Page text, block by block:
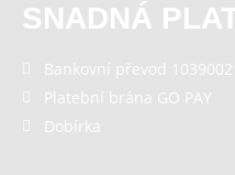
SNADNÁ
Bankovní převod
Platební brána GO PAY
Dobírka